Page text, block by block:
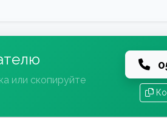
или скопируйте